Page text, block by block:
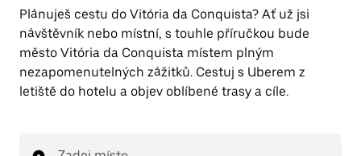
Plánuješ cestu do Vitória da Conquista? Ať už jsi
návštěvník nebo místní, s touhle příručkou bude
město Vitória da Conquista místem plným
nezapomenutelných zážitků. Cestuj s Uberem z
letiště do hotelu a objev oblíbené trasy a cíle.